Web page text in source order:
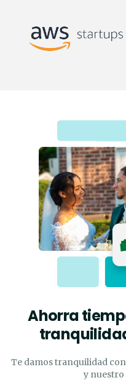
Ahorra
Te damos tranquilidad
y nuestro